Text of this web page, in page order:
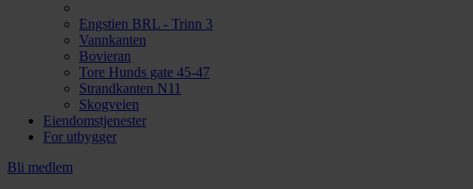
Engstien BRL - Trinn 3
Vannkanten
Bovieran
Tore Hunds gate 45-47
Strandkanten N11
Skogveien
Eiendomstjenester
For utbygger
Bli medlem